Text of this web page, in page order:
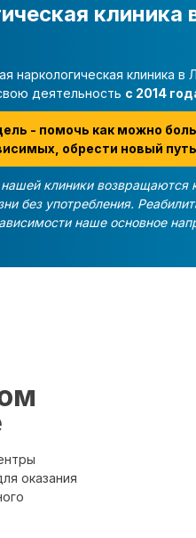
клиника
наркологическая клиника в
деятельность с 2014
- помочь как можно
обрести новый
клиники возвращаются
без употребления.
наше основное
оказания